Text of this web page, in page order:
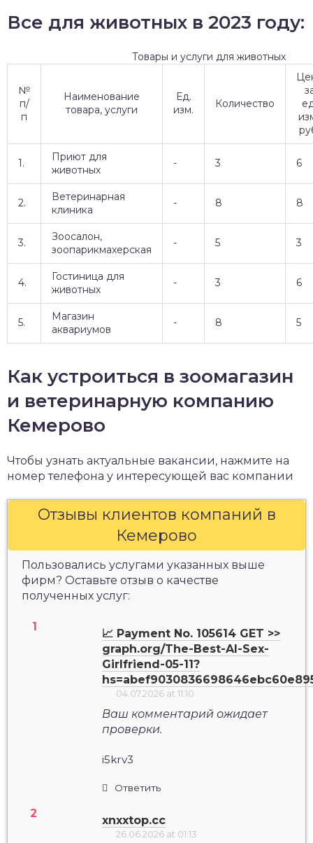
Все для животных в 2023 году:
Товары и услуги для животных
№
п/
п
Наименование
товара, услуги
Ед.
изм.
Количество
1.
Приют для
животных
- 3 6
2.
Ветеринарная
клиника
- 8 8
3.
Зоосалон,
зоопарикмахерская
- 5 3
4.
Гостиница для
животных
- 3 6
5.
Магазин
аквариумов
- 8 5
Как устроиться в зоомагазин
и ветеринарную компанию
Кемерово
Чтобы узнать актуальные вакансии, нажмите на
номер телефона у интересующей вас компании
Отзывы клиентов компаний в
Кемерово
Пользовались услугами указанных выше
фирм? Оставьте отзыв о качестве
полученных услуг:
📈 Payment No. 105614 GET >>
graph.org/The-Best-AI-Sex-
Girlfriend-05-11?
04.07.2026 at 11:10
Ваш комментарий ожидает
проверки.
i5krv3
Ответить
xnxxtop.cc
26.06.2026 at 01:13